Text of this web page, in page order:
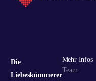
Die
Liebeskümmerer
Mehr Infos
Team